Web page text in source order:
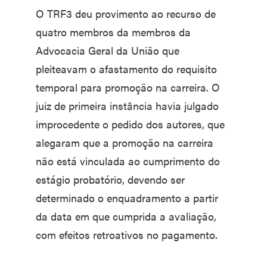
O TRF3 deu provimento ao recurso de
quatro membros da membros da
Advocacia Geral da União que
pleiteavam o afastamento do requisito
temporal para promoção na carreira. O
juiz de primeira instância havia julgado
improcedente o pedido dos autores, que
alegaram que a promoção na carreira
não está vinculada ao cumprimento do
estágio probatório, devendo ser
determinado o enquadramento a partir
da data em que cumprida a avaliação,
com efeitos retroativos no pagamento.